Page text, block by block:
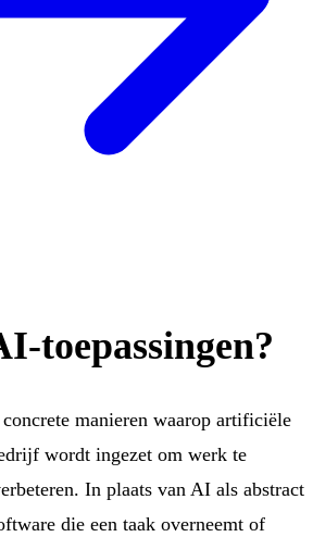
toepassingen?
manieren waarop artificiële
wordt ingezet om werk te
In plaats van AI als abstract
die een taak overneemt of